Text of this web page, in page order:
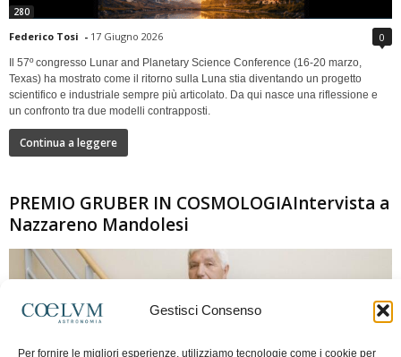
Gestisci Consenso
Per fornire le migliori esperienze, utilizziamo tecnologie come i cookie per
280
Federico Tosi - 17 Giugno 2026 0
Il 57º congresso Lunar and Planetary Science Conference (16-20 marzo,
Texas) ha mostrato come il ritorno sulla Luna stia diventando un progetto
scientifico e industriale sempre più articolato. Da qui nasce una riflessione e
un confronto tra due modelli contrapposti.
Continua a leggere
PREMIO GRUBER IN COSMOLOGIAIntervista a
Nazzareno Mandolesi